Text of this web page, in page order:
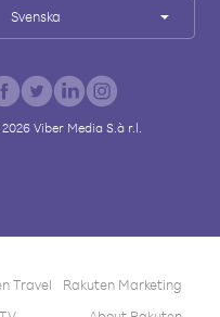
Svenska
2026Viber Media S.à r.l.
Travel
Rakuten Marketing